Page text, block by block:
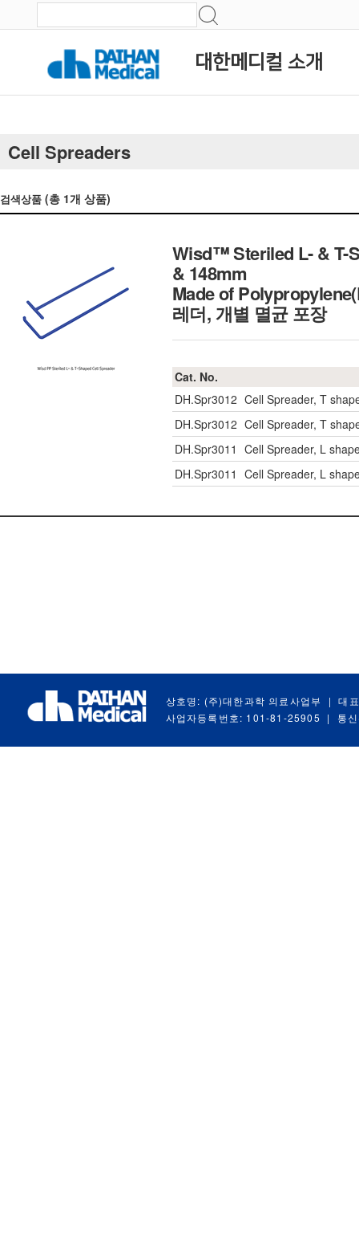
대한메디컬 소개
Cell Spreaders
검색상품 (총 1개 상품)
Wisd™ Steriled L- & T-
& 148mm
Made of
레더, 개별 멸균 포장
Cat. No.
DH.Spr3012 Cell Spreader, T
DH.Spr3012 Cell Spreader, T
DH.Spr3011 Cell Spreader, L
DH.Spr3011 Cell Spreader, L
상호명: (주)대한과학 의료사업부 |
대
사업자등록번호: 101-81-25905
| 통